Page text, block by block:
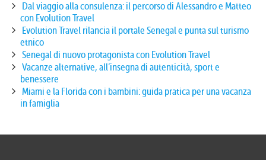
Dal viaggio alla consulenza: il percorso di Alessandro e Matteo
con Evolution Travel
Evolution Travel rilancia il portale Senegal e punta sul turismo
etnico
Senegal di nuovo protagonista con Evolution Travel
Vacanze alternative, all’insegna di autenticità, sport e
benessere
Miami e la Florida con i bambini: guida pratica per una vacanza
in famiglia